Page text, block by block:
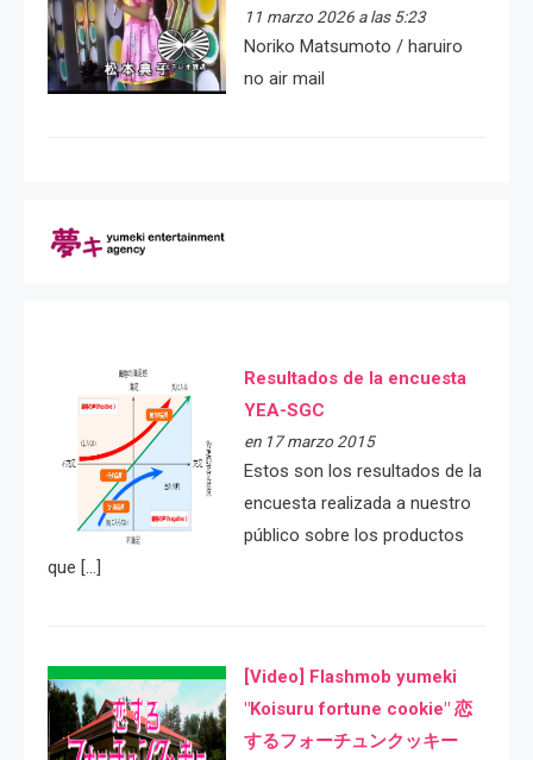
11 marzo 2026 a las 5:23
Noriko Matsumoto / haruiro
no air mail
Resultados de la encuesta
YEA-SGC
en 17 marzo 2015
Estos son los resultados de la
encuesta realizada a nuestro
público sobre los productos
que […]
[Video] Flashmob yumeki
"Koisuru fortune cookie" 恋
するフォーチュンクッキー